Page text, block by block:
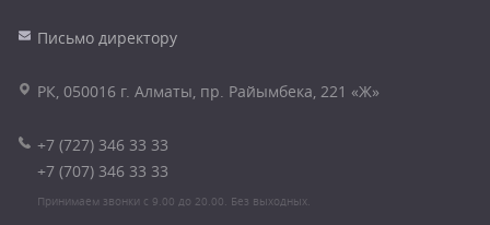
Письмо директору
РК, 050016 г. Алматы, пр. Райымбека, 221 «Ж»
+7 (727) 346 33 33
+7 (707) 346 33 33
Принимаем звонки с 9.00 до 20.00. Без выходных.